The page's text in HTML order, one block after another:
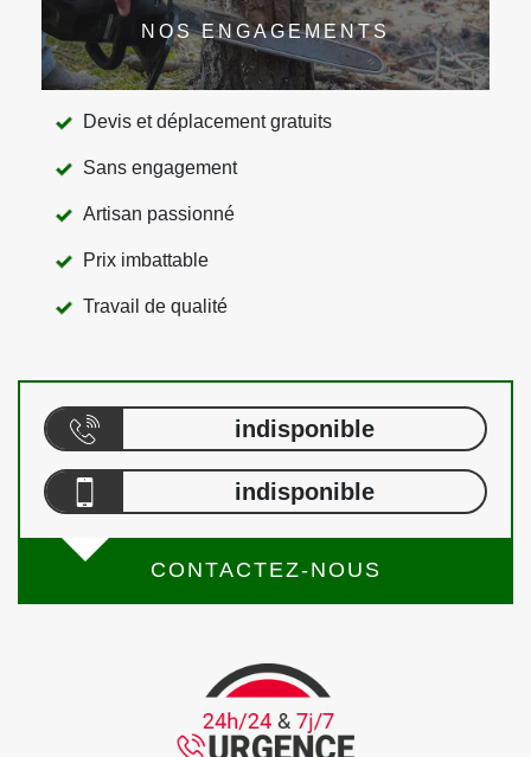
NOS ENGAGEMENTS
Devis et déplacement gratuits
Sans engagement
Artisan passionné
Prix imbattable
Travail de qualité
indisponible
indisponible
CONTACTEZ-NOUS